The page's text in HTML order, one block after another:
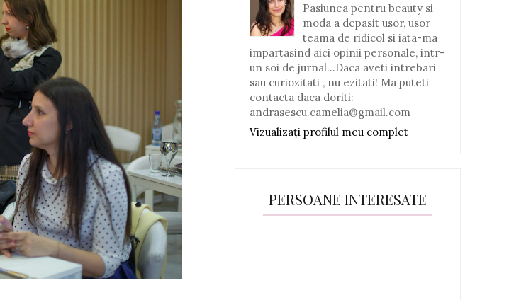
Pasiunea pentru beauty si
moda a depasit usor, usor
teama de ridicol si iata-ma
impartasind aici opinii personale, intr-
un soi de jurnal...Daca aveti intrebari
sau curiozitati , nu ezitati! Ma puteti
contacta daca doriti:
andrasescu.camelia@gmail.com
Vizualizați profilul meu complet
PERSOANE INTERESATE